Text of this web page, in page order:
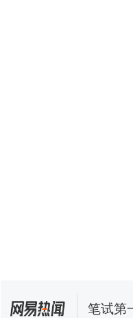
那
制
男子
笔试第